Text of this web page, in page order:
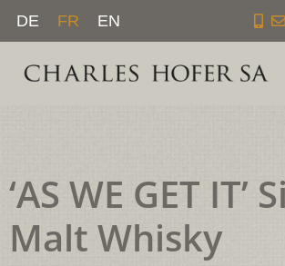
Aller
contenu
DE FR EN
‘AS WE GET IT’
Malt Whisky